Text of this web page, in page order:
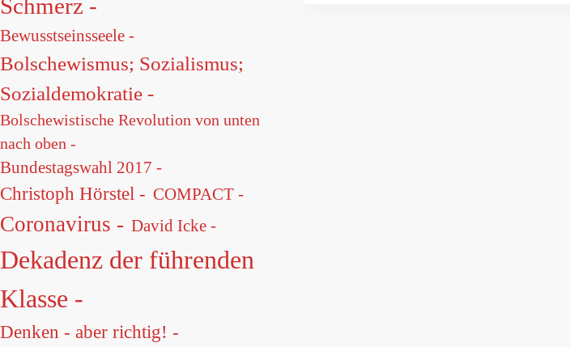
Schmerz -
Bewusstseinsseele -
Bolschewismus; Sozialismus;
Sozialdemokratie -
Bolschewistische Revolution von unten
nach oben -
Bundestagswahl 2017 -
Christoph Hörstel - COMPACT -
Coronavirus - David Icke -
Dekadenz der führenden
Klasse -
Denken - aber richtig! -